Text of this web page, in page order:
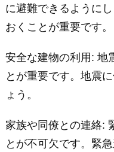
に避難できるように
おくことが重要です。
安全な建物の利用: 地
とが重要です。地震
ょう。
家族や同僚との連絡:
とが不可欠です。緊